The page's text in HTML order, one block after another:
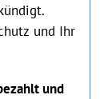
und Ihr
und